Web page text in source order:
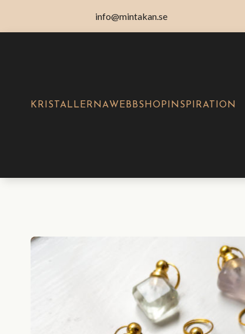
info@mintakan.se
KRISTALLERNAWEBBSHOP INSPIRATION